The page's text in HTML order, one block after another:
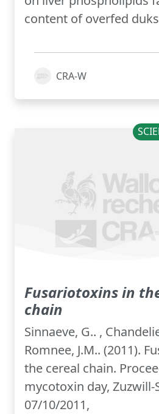
content of overfed
CRA-W
Fusariotoxins in
chain
Sinnaeve, G.. ,
Romnee, J.M.. (2011).
the cereal chain.
mycotoxin day, Zuzwill-
07/10/2011,